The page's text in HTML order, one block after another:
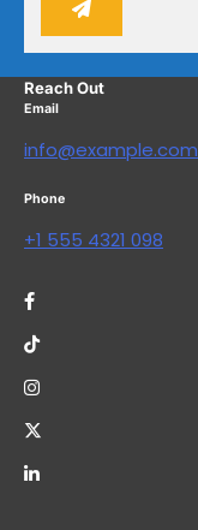
Reach Out
Email
info@example.com
Phone
+1 555 4321 098